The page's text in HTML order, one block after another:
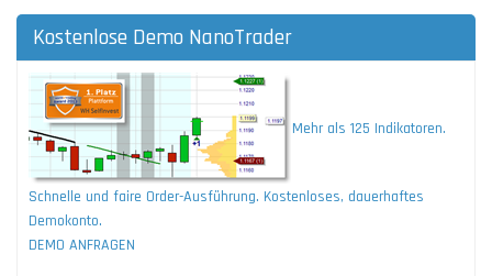
Kostenlose Demo NanoTrader
Mehr als 125 Indikatoren.
Schnelle und faire Order-Ausführung. Kostenloses, dauerhaftes
Demokonto.
DEMO ANFRAGEN